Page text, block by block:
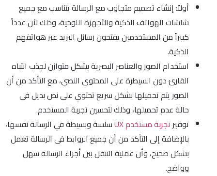
أولاً: إنشاء تصميم متجاوب مع الرسالة يتناسب مع جميع
شاشات الهواتف الذكية والأجهزة اللوحية، وذلك لأن عدداً
كبيراً من المستخدمين يفتحون رسائل البريد عبر هواتفهم
الذكية.
استخدام الصور والعناصر البصرية بشكل متوازن لجذب انتباه
القارئ دون السيطرة على المحتوى النصي، مع التأكد من أن
الصور يتم تحميلها بشكل سريع تحتوي على نص بديل فى
حالة عدم تحميلها، وذلك لتحسين تجربة المستخدم.
توفيرتجربة مستخدم UX
سلسة وبسيطة في الرسالة نفسها،
بالإضافة إلى التأكد من أن جميع الروابط فى الرسالة تعمل
بشكل صحيح، وأن عملية التنقل بين أجزاء الرسالة سهل
وواضح.